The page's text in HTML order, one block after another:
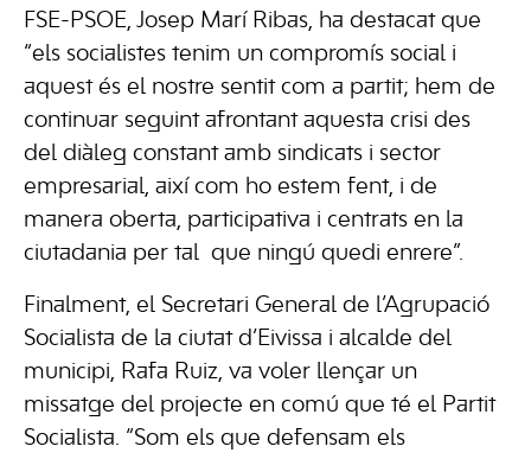
FSE-PSOE, Josep Marí Ribas, ha destacat que
“els socialistes tenim un compromís social i
aquest és el nostre sentit com a partit; hem de
continuar seguint afrontant aquesta crisi des
del diàleg constant amb sindicats i sector
empresarial, així com ho estem fent, i de
manera oberta, participativa i centrats en la
ciutadania per tal que ningú quedi enrere”.
Finalment, el Secretari General de l’Agrupació
Socialista de la ciutat d’Eivissa i alcalde del
municipi, Rafa Ruiz, va voler llençar un
missatge del projecte en comú que té el Partit
Socialista. “Som els que defensam els